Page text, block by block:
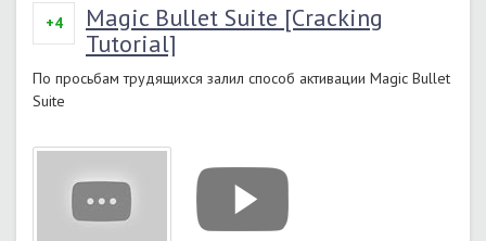
+4
Magic Bullet Suite [Cracking
Tutorial]
По просьбам трудящихся залил способ активации Magic Bullet
Suite